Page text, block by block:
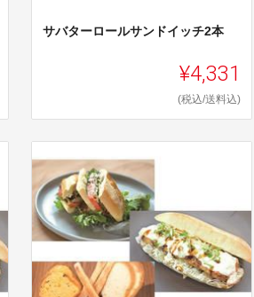
サバターロールサンドイッチ2本
¥4,331
(税込/送料込)